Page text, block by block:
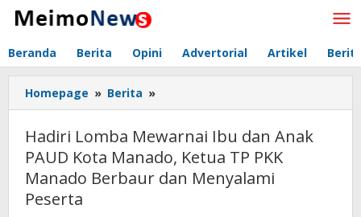
Lewati
Beranda Berita Opini Advertorial Artikel
Homepage » Berita »
Lomba
Ibu
dan
Anak
Hadiri Lomba Mewarnai Ibu dan Anak
PAUD Kota Manado, Ketua TP PKK
Manado Berbaur dan Menyalami
Peserta